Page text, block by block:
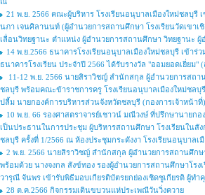
21 พ.ย. 2566 คณะผู้บริหาร โรงเรียนอนุบาลเมืองใหม่ชลบุรี
นภา เจนศิลานนท์ (ผู้อำนวยการสถานศึกษา โรงเรียนวัดเขาเ
เลื่อนวิทยฐานะ ตำแหน่ง ผู้อำนวยการสถานศึกษา วิทยฐานะ ผู้
14 พ.ย.2566 ธนาคารโรงเรียนอนุบาลเมืองใหม่ชลบุรี เข้าร่
ธนาคารโรงเรียน ประจำปี 2566 ได้รับรางวัล "ออมยอดเยี่ยม"
11-12 พ.ย. 2566 นายสิราวิชญ์ สำนักสกุล ผู้อำนวยการสถา
ชลบุรี พร้อมคณะข้าราชการครู โรงเรียนอนุบาลเมืองใหม่ช
ปลื้ม นายกองค์การบริหารส่วนจังหวัดชลบุรี (กองการเจ้าหน้า
10 พ.ย. 66 รองศาสตราจารย์เชาวน์ มณีวงษ์ ที่ปรึกษานายก
เป็นประธานในการประชุม ผู้บริหารสถานศึกษา โรงเรียนในสั
ชลบุรี ครั้งที่ 1/2566 ณ ห้องประชุมกระดังงา โรงเรียนอนุบาลเ
2 พ.ย. 2566 นายสิราวิชญ์ สำนักสกุล ผู้อำนวยการสถานศึกษ
พร้อมด้วย นางจงกล สังข์ทอง รองผู้อำนวยการสถานศึกษาโร
วารุณี จันพร เข้ารับพิธีมอบเกียรติบัตรยกย่องเชิดชูเกียรติ ผู้ท
28 ต.ค.2566 กิจกรรมเดินขบวนแห่ประเพณีวันวิ่งควาย